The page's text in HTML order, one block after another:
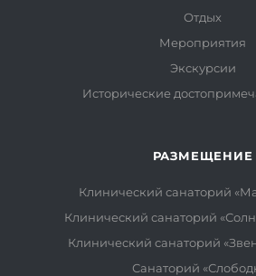
Отдых
Мероприятия
Экскурсии
Исторические
РАЗМЕЩЕНИЕ
Клинический санаторий
Клинический санаторий
Клинический санаторий
Санаторий